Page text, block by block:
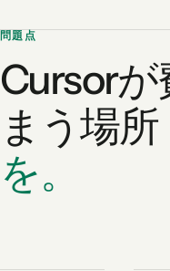
問題点
Cursorが
まう場所
を。